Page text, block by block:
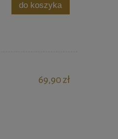
do koszyka
69,90 zł